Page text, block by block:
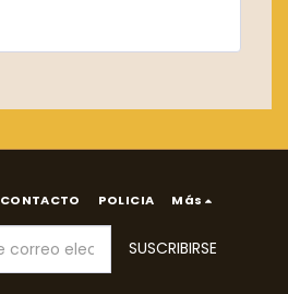
CONTACTO POLICIA Más
SUSCRIBIRSE